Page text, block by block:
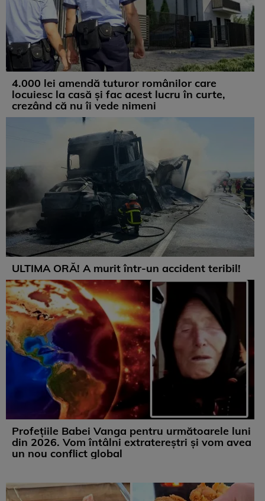
4.000 lei amendă tuturor românilor care
locuiesc la casă și fac acest lucru în curte,
crezând că nu îi vede nimeni
ULTIMA ORĂ! A murit într-un accident teribil!
Profețiile Babei Vanga pentru următoarele luni
din 2026. Vom întâlni extratereștri și vom avea
un nou conflict global